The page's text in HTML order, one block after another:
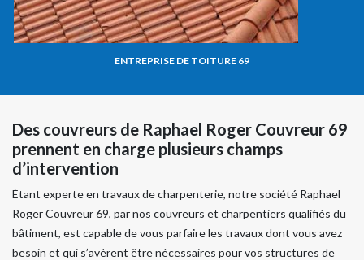
ENTREPRISE DE TOITURE 69
Des couvreurs de Raphael Roger Couvreur 69
prennent en charge plusieurs champs
d’intervention
Étant experte en travaux de charpenterie, notre société Raphael
Roger Couvreur 69, par nos couvreurs et charpentiers qualifiés du
bâtiment, est capable de vous parfaire les travaux dont vous avez
besoin et qui s’avèrent être nécessaires pour vos structures de